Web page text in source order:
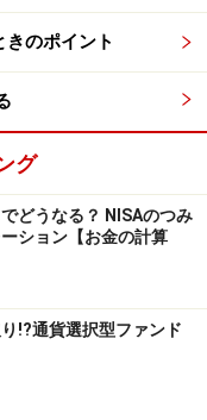
響は1％未満。個人
と負うことになる大
減させることがで
に投資する際の
は株式ファンドに
は、景気が悪化し
のポイント
グ
どうなる？ NISAのつみ
ション【お金の計算
!?通貨選択型ファンド